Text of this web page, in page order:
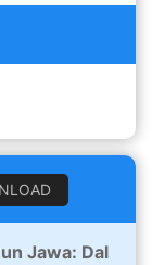
Jawa: Dal